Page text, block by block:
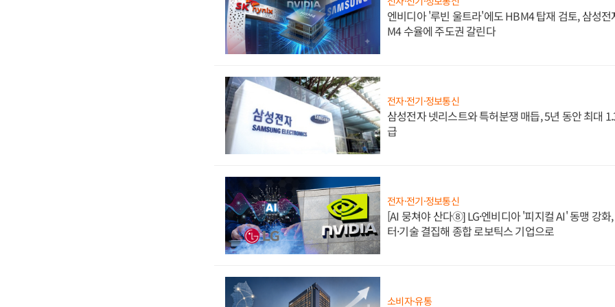
엔비디아 '루빈 울트라'에도 HBM4 탑재 검토, 삼성전
M4 수율에 주도권 갈린다
전자·전기·정보통신
삼성전자 넷리스트와 특허분쟁 매듭, 5년 동안 최대
급
전자·전기·정보통신
[AI 뭉쳐야 산다⑧] LG·엔비디아 '피지컬 AI' 동맹 강화
터·기술 결집해 종합 로보틱스 기업으로
소비자·유통